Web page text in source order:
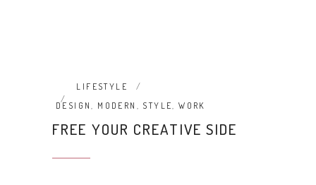
LIFESTYLE
DESIGN, MODERN , STYLE,WORK
FREE YOUR CREATIVE SIDE